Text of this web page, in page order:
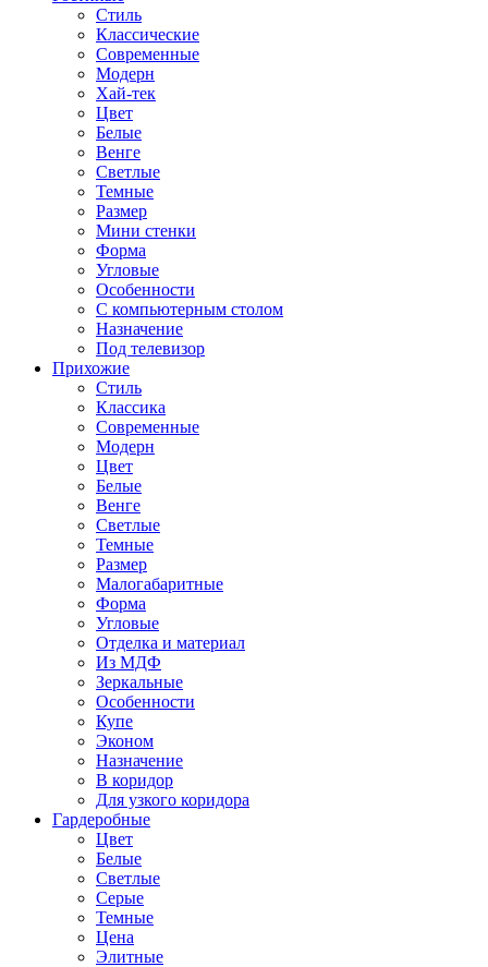
Стиль
Классические
Современные
Модерн
Хай-тек
Цвет
Белые
Венге
Светлые
Темные
Размер
Мини стенки
Форма
Угловые
Особенности
С компьютерным столом
Назначение
Под телевизор
Прихожие
Стиль
Классика
Современные
Модерн
Цвет
Белые
Венге
Светлые
Темные
Размер
Малогабаритные
Форма
Угловые
Отделка и материал
Из МДФ
Зеркальные
Особенности
Купе
Эконом
Назначение
В коридор
Для узкого коридора
Гардеробные
Цвет
Белые
Светлые
Серые
Темные
Цена
Элитные